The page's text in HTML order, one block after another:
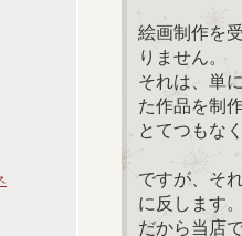
絵画制作を
りません。
それは、単
た作品を制
とてつもな
ですが、そ
に反します
だから当店